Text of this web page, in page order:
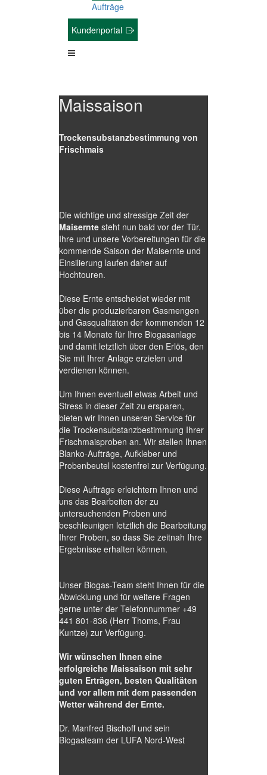
Aufträge
Kundenportal
Maissaison
Trockensubstanzbestimmung von
Frischmais
Die wichtige und stressige Zeit der
Maisernte steht nun bald vor der Tür.
Ihre und unsere Vorbereitungen für die
kommende Saison der Maisernte und
Einsilierung laufen daher auf
Hochtouren.
Diese Ernte entscheidet wieder mit
über die produzierbaren Gasmengen
und Gasqualitäten der kommenden 12
bis 14 Monate für Ihre Biogasanlage
und damit letztlich über den Erlös, den
Sie mit Ihrer Anlage erzielen und
verdienen können.
Um Ihnen eventuell etwas Arbeit und
Stress in dieser Zeit zu ersparen,
bieten wir Ihnen unseren Service für
die Trockensubstanzbestimmung Ihrer
Frischmaisproben an. Wir stellen Ihnen
Blanko-Aufträge, Aufkleber und
Probenbeutel kostenfrei zur Verfügung.
Diese Aufträge erleichtern Ihnen und
uns das Bearbeiten der zu
untersuchenden Proben und
beschleunigen letztlich die Bearbeitung
Ihrer Proben, so dass Sie zeitnah Ihre
Ergebnisse erhalten können.
Unser Biogas-Team steht Ihnen für die
Abwicklung und für weitere Fragen
gerne unter der Telefonnummer +49
441 801-836 (Herr Thoms, Frau
Kuntze) zur Verfügung.
Wir wünschen Ihnen eine
erfolgreiche Maissaison mit sehr
guten Erträgen, besten Qualitäten
und vor allem mit dem passenden
Wetter während der Ernte.
Dr. Manfred Bischoff und sein
Biogasteam der LUFA Nord-West